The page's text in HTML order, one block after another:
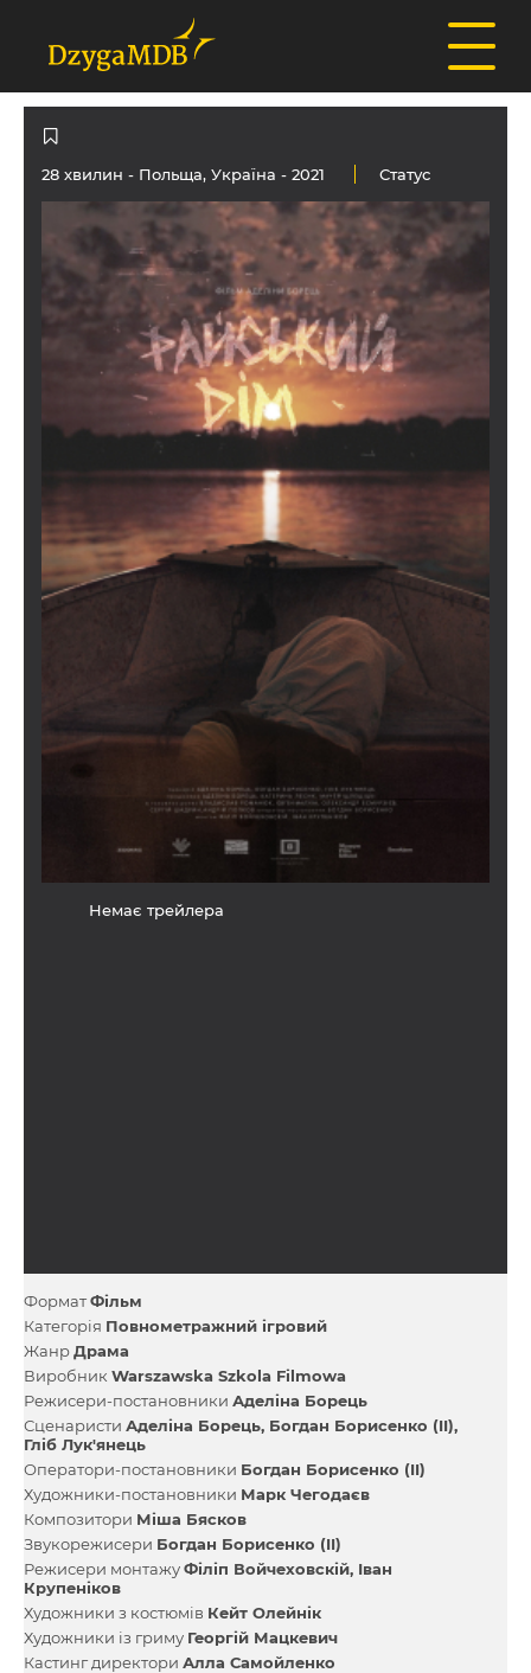
28 хвилин - Польща, Україна - 2021 Статус
Немає трейлера
ФорматФільм
Категорія Повнометражний ігровий
ЖанрДрама
Виробник Warszawska Szkola Filmowa
Режисери-постановники Аделіна Борець
Сценаристи Аделіна Борець Богдан Борисенко (II)
Гліб Лук'янець
Оператори-постановники Богдан Борисенко (II)
Художники-постановники Марк Чегодаєв
Композитори Міша Бясков
Звукорежисери Богдан Борисенко (II)
Режисери монтажуФіліп Войчеховскій Іван
Крупеніков
Художники з костюмів Кейт Олейнік
Художники із гриму Георгій Мацкевич
Кастинг директори Алла Самойленко